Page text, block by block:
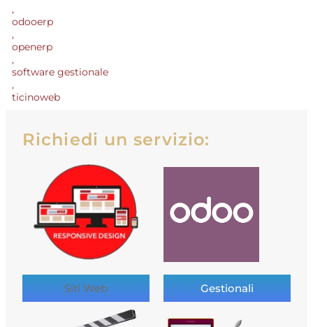
,
odooerp
,
openerp
,
software gestionale
,
ticinoweb
Richiedi un servizio:
Siti Web Gestionali